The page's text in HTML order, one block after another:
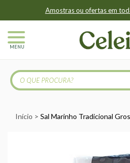
Amostras ou ofertas em
MENU
Início Sal Marinho Tradicional